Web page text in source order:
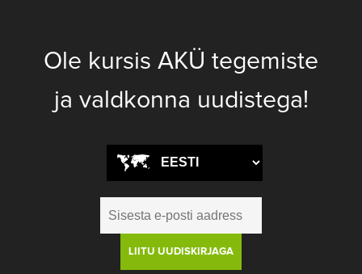
Ole kursis AKÜ tegemiste
ja valdkonna uudistega!